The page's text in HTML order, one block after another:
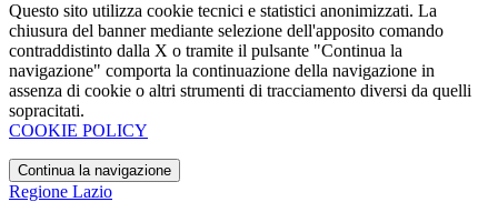
Questo sito utilizza cookie tecnici e statistici anonimizzati. La
chiusura del banner mediante selezione dell'apposito comando
contraddistinto dalla X o tramite il pulsante "Continua la
navigazione" comporta la continuazione della navigazione in
assenza di cookie o altri strumenti di tracciamento diversi da quelli
sopracitati.
COOKIE POLICY
Continua la navigazione
Regione Lazio